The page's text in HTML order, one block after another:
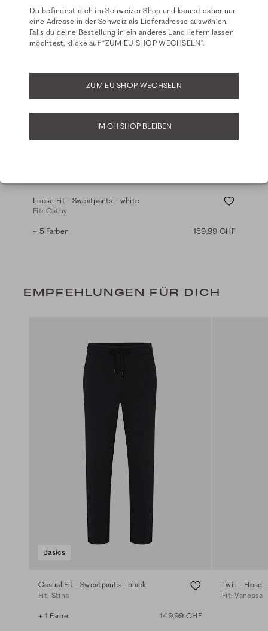
Loose Fit - Sweatpants - white
Fit: Cathy
+ 5 Farben 159,99 CHF
EMPFEHLUNGEN FÜR DICH
Basics
Casual Fit - Sweatpants - black
Fit: Stina
+ 1 Farbe 149,99 CHF
Twill - Hose
Fit: Vanessa
Du befindest dich im Schweizer Shop und kannst daher nur
eine Adresse in der Schweiz als Lieferadresse auswählen.
Falls du deine Bestellung in ein anderes Land liefern lassen
möchtest, klicke auf “ZUM EU SHOP WECHSELN”.
ZUM EU SHOP WECHSELN
IM CH SHOP BLEIBEN